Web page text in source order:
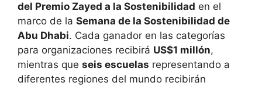
del Premio Zayed a la Sostenibilidad en el
marco de la Semana de la Sostenibilidad de
Abu Dhabi. Cada ganador en las categorías
para organizaciones recibirá US$1 millón,
mientras que seis escuelas representando a
diferentes regiones del mundo recibirán